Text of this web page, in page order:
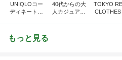
UNIQLOコー
ディネート日
40代からの大
人カジュアル
TOKYO
CLOTHES
もっと見る